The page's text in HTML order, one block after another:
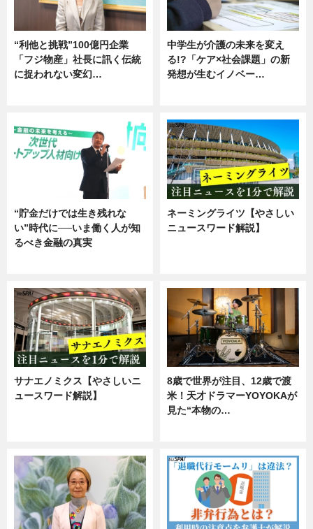
“利他と挑戦”100億円企業
「フジ物産」社長に訊く伝統
に捉われない変幻…
中学生が介護の未来を変え
る!?「ケア×社会課題」の新
発想が生むイノベー…
“貯金だけでは生き残れな
い”時代に──いま働く人が知
るべき金融の真実
ネーミングライツ【やさしい
ニュースワード解説】
サナエノミクス【やさしいニ
ュースワード解説】
8歳で世界が注目、12歳で渡
米！天才ドラマーYOYOKAが
見た“本物の…